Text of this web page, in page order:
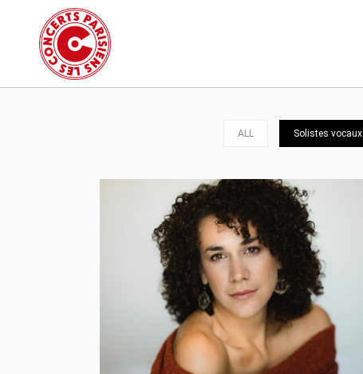
ALL Solistes vocaux